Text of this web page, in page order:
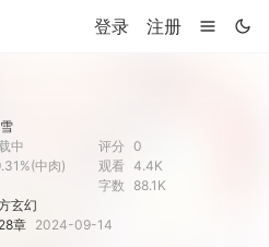
登录 注册
中 评分 0
中肉) 观看 4.4K
字数
88.1K
玄幻
章 2024-09-14